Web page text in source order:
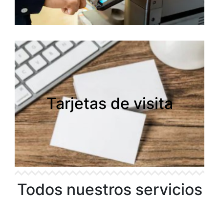
Tarjetas de visita
Tarjetas de visita
Todos nuestros servicios